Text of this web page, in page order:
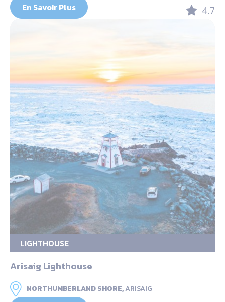
En Savoir Plus 4.7
LIGHTHOUSE
Arisaig Lighthouse
NORTHUMBERLAND SHORE,ARISAIG